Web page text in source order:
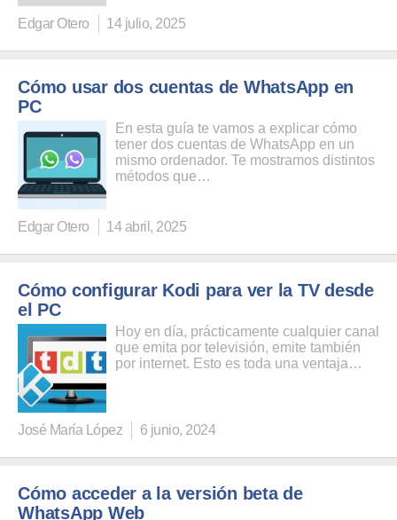
Edgar Otero 14 julio, 2025
Cómo usar dos cuentas de WhatsApp en
PC
En esta guía te vamos a explicar cómo
tener dos cuentas de WhatsApp en un
mismo ordenador. Te mostramos distintos
métodos que…
Edgar Otero 14 abril, 2025
Cómo configurar Kodi para ver la TV desde
el PC
Hoy en día, prácticamente cualquier canal
que emita por televisión, emite también
por internet. Esto es toda una ventaja…
José María López 6 junio, 2024
Cómo acceder a la versión beta de
WhatsApp Web